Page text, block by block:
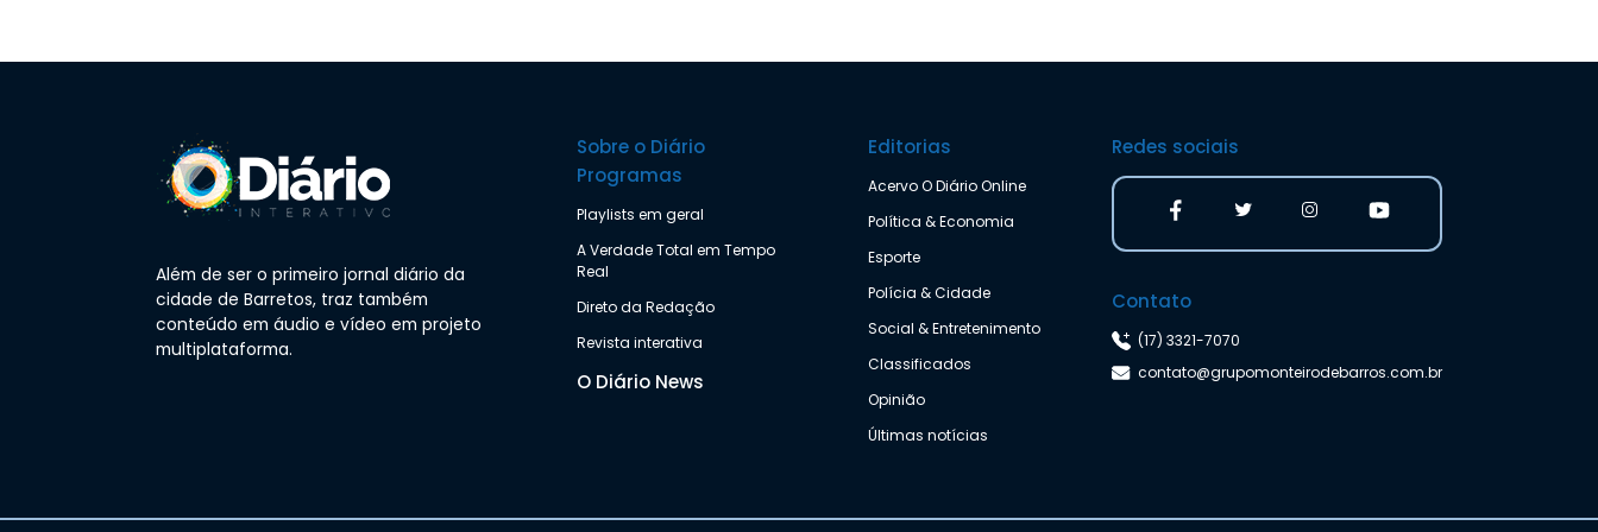
Além de ser o primeiro jornal diário da
cidade de Barretos, traz também
conteúdo em áudio e vídeo em projeto
multiplataforma.
Sobre o Diário
Programas
Playlists em geral
A Verdade Total em Tempo
Real
Direto da Redação
Revista interativa
O Diário News
Editorias
Acervo O Diário Online
Política & Economia
Esporte
Polícia & Cidade
Social & Entretenimento
Classificados
Opinião
Últimas notícias
Redes sociais
Contato
(17) 3321-7070
contato@grupomonteirodebarros.com.br